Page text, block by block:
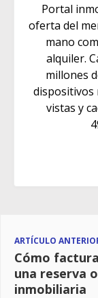
Portal
oferta del
mano
alquiler.
millones
dispositivos
vistas y
ARTÍCULO
Cómo
una reserva
inmobiliaria